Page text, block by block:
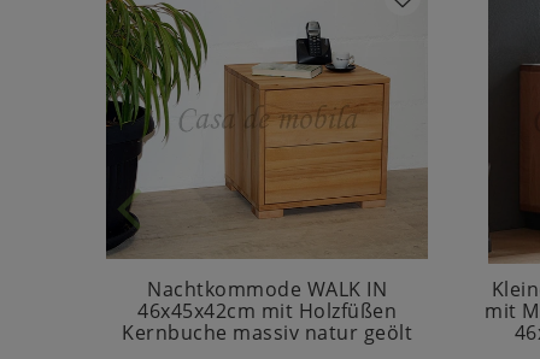
Nachtkommode WALK IN
46x45x42cm mit Holzfüßen
Kernbuche massiv natur geölt
mit